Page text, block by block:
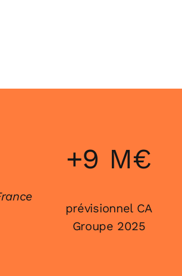
+9 M€
prévisionnel CA
Groupe 2025